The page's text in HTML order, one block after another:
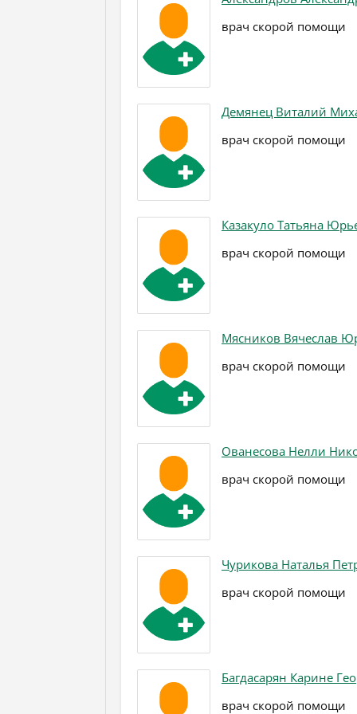
врач скорой помощи
Демянец Виталий
врач скорой помощи
Казакуло Татьяна
врач скорой помощи
Мясников Вячеслав
врач скорой помощи
Ованесова Нелли
врач скорой помощи
Чурикова Наталья
врач скорой помощи
Багдасарян Карине
врач скорой помощи